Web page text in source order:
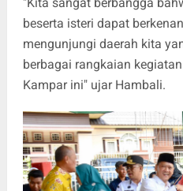
beserta isteri dapat
mengunjungi daerah kita
berbagai rangkaian
Kampar ini" ujar Hambali.